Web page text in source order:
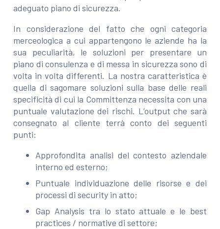
adeguato piano di sicurezza.
In considerazione del fatto che ogni categoria
merceologica a cui appartengono le aziende ha la
sua peculiarità, le soluzioni per presentare un
piano di consulenza e di messa in sicurezza sono di
volta in volta differenti. La nostra caratteristica è
quella di sagomare soluzioni sulla base delle reali
specificità di cui la Committenza necessita con una
puntuale valutazione dei rischi. L’output che sarà
consegnato al cliente terrà conto dei seguenti
punti:
Approfondita analisi del contesto aziendale
interno ed esterno;
Puntuale individuazione delle risorse e dei
processi di security in atto;
Gap Analysis tra lo stato attuale e le best
practices / normative di settore;